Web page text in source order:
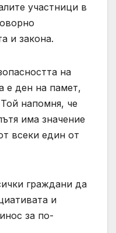
участници в
и закона.
на
е ден на памет,
напомня, че
има значение
всеки един от
граждани да
и
за по-